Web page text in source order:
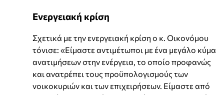
Ενεργειακή κρίση
Σχετικά με την ενεργειακή κρίση ο κ. Οικονόμου
τόνισε: «Είμαστε αντιμέτωποι με ένα μεγάλο κύμα
ανατιμήσεων στην ενέργεια, το οποίο προφανώς
και ανατρέπει τους προϋπολογισμούς των
νοικοκυριών και των επιχειρήσεων. Είμαστε από